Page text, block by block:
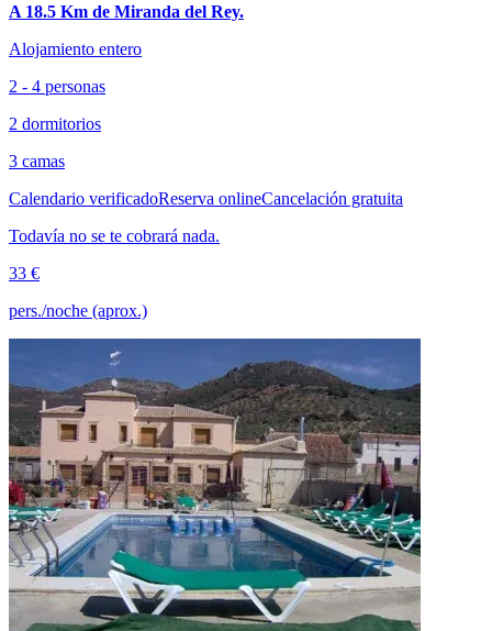
A 18.5 Km de Miranda del Rey.
Alojamiento entero
2 - 4 personas
2 dormitorios
3 camas
Calendario verificadoReserva onlineCancelación gratuita
Todavía no se te cobrará nada.
33 €
pers./noche (aprox.)